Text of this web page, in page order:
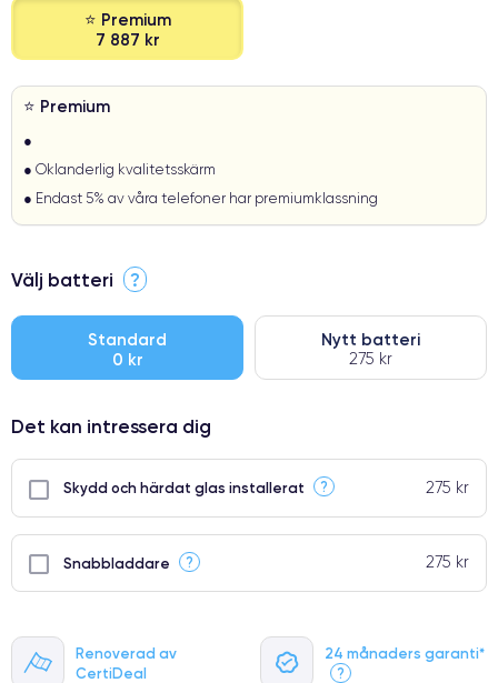
Renoverad av
CertiDeal
24 månaders garanti*
?
⭐ Premium
7 887 kr
⭐ Premium
●
● Oklanderlig kvalitetsskärm
● Endast 5% av våra telefoner har premiumklassning
Välj batteri ?
Standard
0 kr
Nytt batteri
275 kr
Det kan intressera dig
Skydd och härdat glas installerat ? 275 kr
Snabbladdare ? 275 kr